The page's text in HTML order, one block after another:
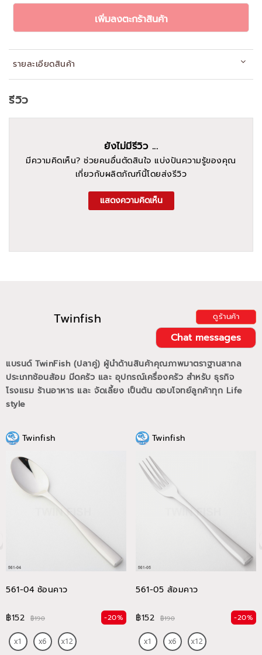
เพิ่มลงตะกร้าสินค้า
รายละเอียดสินค้า
Twinfish ดูร้านค้า
Chat messages
แบรนด์ TwinFish (ปลาคู่) ผู้นำด้านสินค้าคุณภาพมาตราฐานสากล
ประเภทช้อนส้อม มีดครัว และ อุปกรณ์เครื่องครัว สำหรับ ธุรกิจ
โรงแรม ร้านอาหาร และ จัดเลี้ยง เป็นต้น ตอบโจทย์ลูกค้าทุก Life
style
Twinfish
561-04 ช้อนคาว
฿152 ฿190 -20%
Twinfish
561-05 ส้อมคาว
฿152 ฿190 -20%
รีวิว
ยังไม่มีรีวิว ...
มีความคิดเห็น? ช่วยคนอื่นตัดสินใจ แบ่งปันความรู้ของคุณ
เกี่ยวกับผลิตภัณฑ์นี้โดยส่งรีวิว
แสดงความคิดเห็น